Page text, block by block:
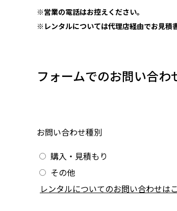
※営業の電話はお控えください。
※レンタルについては代理店経由でお見積
フォームでのお問い合わ
お問い合わせ種別
購入・見積もり
その他
レンタルについてのお問い合わせは